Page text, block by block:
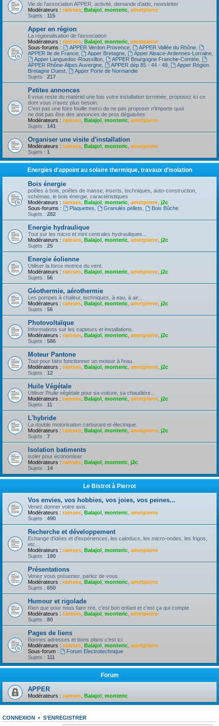
Vie de l'association APPER, activité, demande d'aide, newsletter
Modérateurs : ramses Balajol monteric ametpierre
Sujets : 115
Apper en région
La régionalisation de l'association
Modérateurs : ramses Balajol monteric ametpierre
Sous-forums :
APPER Verdon Provence, APPER Vallée du Rhône,
APPER Ile de France
Apper Bretagne, Apper Alsace-Ardennes-Lorraine,
Apper Languedoc-Roussillon, APPER Bourgogne Franche-Comtée,
APPER Rhône-Alpes Auvergne
APPER dép 85 - 44 - 49,
Apper Région
Bretagne Ouest
Apper Porte de Normandie
Sujets : 217
Petites annonces
Il vous reste du matériel une fois votre installation terminée, proposez ici ce
dont vous n'avez plus besoin.
C'est pas une foire fouille merci de ne pas proposer n'importe quoi
ne doit pas être des annonces de pros déguisées
Modérateurs : ramses Balajol monteric ametpierre
Sujets : 141
Organiser une visite d'installation
Modérateurs : ramses Balajol monteric ametpierre
Sujets : 1
Energies d'appoint au solaire thermique, travaux d'isolation
Bois énergie
poêles à bois, poêles de masse, inserts, techniques, auto-construction,
schémas, le bois énergie, caractéristiques
Modérateurs : ramses Balajol monteric ametpierre j2c
Sous-forums :
Plaquettes Granulés pellets
Bois Bûche
Sujets : 282
Energie hydraulique
Tout sur les micro et mini centrales hydrauliques...
Modérateurs : ramses Balajol monteric ametpierre j2c
Sujets : 25
Energie éolienne
Utiliser la force motrice du vent.
Modérateurs : ramses Balajol monteric ametpierre j2c
Sujets : 56
Géothermie, aérothermie
Les pompes à chaleur, techniques, à eau, à air...
Modérateurs : ramses Balajol monteric ametpierre j2c
Sujets : 56
Photovoltaïque
Informations sur les capteurs et installations.
Modérateurs : ramses Balajol monteric ametpierre j2c
Sujets : 586
Moteur Pantone
Tout pour faire fonctionner un moteur à l'eau.
Modérateurs : ramses Balajol monteric ametpierre j2c
Sujets : 12
Huile Végétale
Utiliser l'huile végétale pour sa voiture, sa chaudière...
Modérateurs : ramses Balajol monteric ametpierre j2c
Sujets : 11
L'hybride
La double motorisation carburant et électrique.
Modérateurs : ramses Balajol monteric ametpierre j2c
Sujets : 7
Isolation batiments
isoler pour économiser
Modérateurs : ramses Balajol monteric j2c
Sujets : 14
Le Bistrot à Pierrot
Vos envies, vos hobbies, vos joies, vos peines...
Venez donner votre avis.
Modérateurs : ramses Balajol monteric ametpierre
Sujets : 490
Recherche et développement
Echange d'idées et d'expériences, les caloducs, les micro-ondes, les frigos,
etc...
Modérateurs : ramses Balajol monteric ametpierre
Sujets : 180
Présentations
Venez vous présenter, parlez de vous.
Modérateurs : ramses Balajol monteric ametpierre
Sujets : 650
Humour et rigolade
Rien que pour nous faire rire, c'est bon enfant et c'est ça qui compte
Modérateurs : ramses Balajol monteric ametpierre
Sujets : 80
Pages de liens
Bonnes adresses et bons plans c'est ici.
Modérateurs : ramses Balajol monteric ametpierre
Sous-forum :
Forum Electrotechnique
Sujets : 111
Forum
APPER
Modérateurs : ramses Balajol monteric
CONNEXION • S’ENREGISTRER